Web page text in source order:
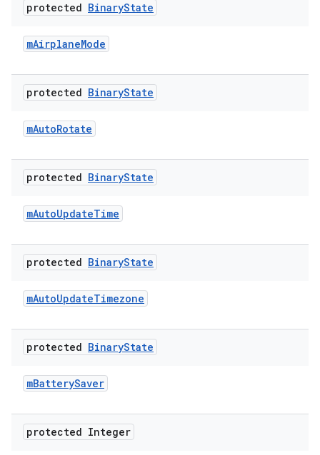
protected BinaryState
mAirplaneMode
protected BinaryState
mAutoRotate
protected BinaryState
mAutoUpdateTime
protected BinaryState
mAutoUpdateTimezone
protected BinaryState
mBatterySaver
protected Integer